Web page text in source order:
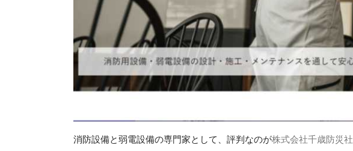
消防設備と弱電設備の専門家として、評判なのが株式会社千歳防災社